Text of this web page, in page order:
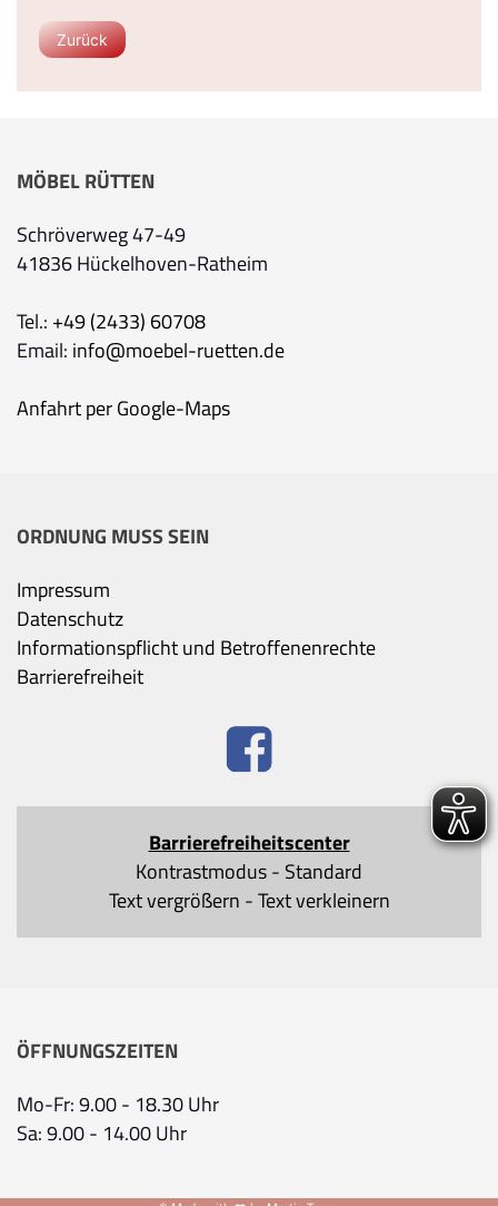
Zurück
MÖBEL RÜTTEN
Schröverweg 47-49
41836 Hückelhoven-Ratheim
Tel.: +49 (2433) 60708
Email: info@moebel-ruetten.de
Anfahrt per Google-Maps
ORDNUNG MUSS SEIN
Impressum
Datenschutz
Informationspflicht und Betroffenenrechte
Barrierefreiheit
Barrierefreiheitscenter
Kontrastmodus- Standard
Text vergrößern -Text verkleinern
ÖFFNUNGSZEITEN
Mo-Fr: 9.00 - 18.30 Uhr
Sa: 9.00 - 14.00 Uhr